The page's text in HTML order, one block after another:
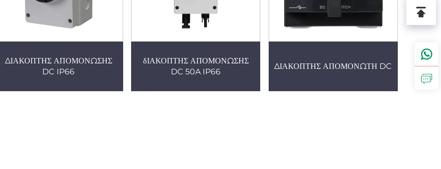
ΔΙΑΚΟΠΤΗΣ ΑΠΟΜΟΝΩΣΗΣ
DC IP66
δΙΑΚΟΠΤΗΣ ΑΠΟΜΟΝΩΣΗΣ
DC 50A IP66
ΔΙΑΚΟΠΤΗΣ ΑΠΟΜΟΝΩΤΗ DC